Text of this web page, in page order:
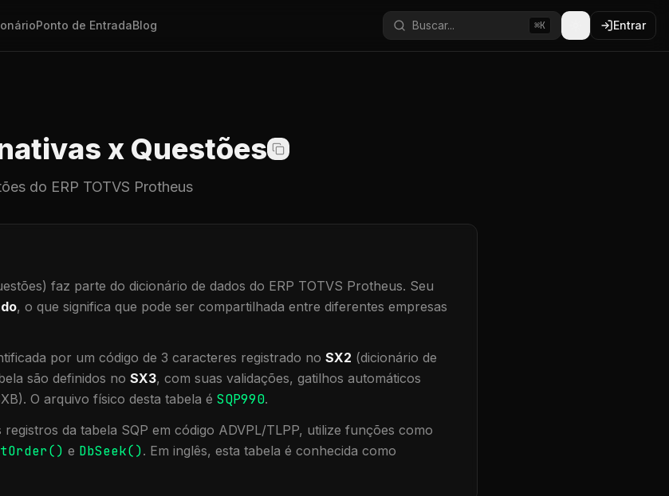
Ponto de EntradaBlog Buscar... ⌘K Entrar
x Questões
do ERP TOTVS Protheus
faz parte do dicionário de dados do ERP TOTVS Protheus. Seu
, o que significa que pode ser compartilhada entre diferentes empresas
por um código de 3 caracteres registrado no SX2 (dicionário de
são definidos no SX3, com suas validações, gatilhos automáticos
O arquivo físico desta tabela é SQP990.
da tabela SQP em código ADVPL/TLPP, utilize funções como
e DbSeek(). Em inglês, esta tabela é conhecida como